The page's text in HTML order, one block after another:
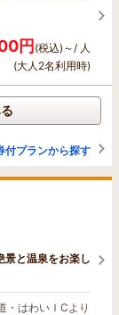
円(税込)～/ 人
(大人2名利用時)
付プランから探す
と温泉をお楽し
はわいＩCより